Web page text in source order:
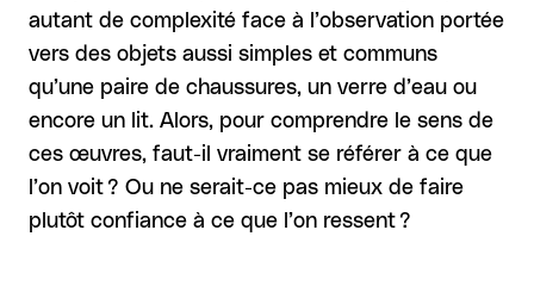
autant de complexité face à l’observation portée
vers des objets aussi simples et communs
qu’une paire de chaussures, un verre d’eau ou
encore un lit. Alors, pour comprendre le sens de
ces œuvres, faut-il vraiment se référer à ce que
l’on voit ? Ou ne serait-ce pas mieux de faire
plutôt confiance à ce que l’on ressent ?